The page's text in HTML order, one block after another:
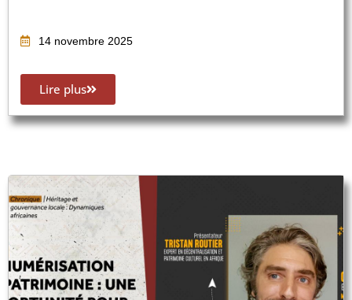
14 novembre 2025
Lire plus